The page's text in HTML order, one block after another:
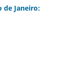
de Janeiro: